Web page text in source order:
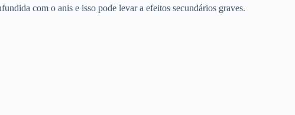
com o anis e isso pode levar a efeitos secundários graves.